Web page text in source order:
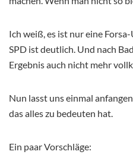
Ich weiß, es ist nur eine
SPD ist deutlich. Und nach
Ergebnis auch nicht mehr
Nun lasst uns einmal
das alles zu bedeuten hat.
Ein paar Vorschläge: